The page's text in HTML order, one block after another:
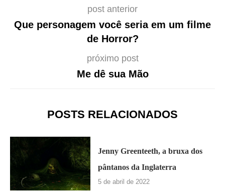
post anterior
Que personagem você seria em um filme
de Horror?
próximo post
Me dê sua Mão
POSTS RELACIONADOS
Jenny Greenteeth, a bruxa dos
pântanos da Inglaterra
5 de abril de 2022